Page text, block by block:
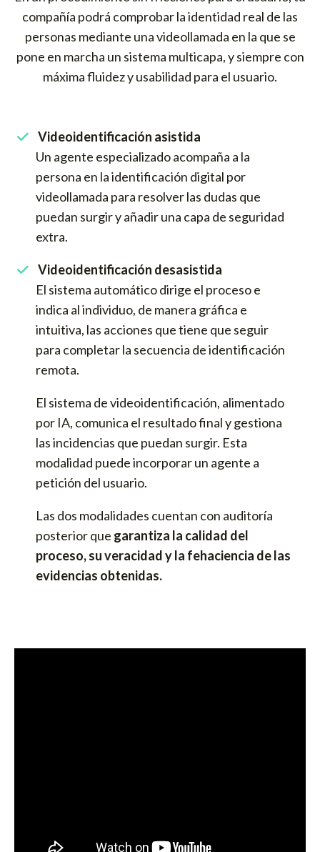
compañía podrá comprobar la identidad real de las
personas mediante una videollamada en la que se
pone en marcha un sistema multicapa, y siempre con
máxima fluidez y usabilidad para el usuario.
Videoidentificación asistida
Un agente especializado acompaña a la
persona en la identificación digital por
videollamada para resolver las dudas que
puedan surgir y añadir una capa de seguridad
extra.
Videoidentificación desasistida
El sistema automático dirige el proceso e
indica al individuo, de manera gráfica e
intuitiva, las acciones que tiene que seguir
para completar la secuencia de identificación
remota.
El sistema de videoidentificación, alimentado
por IA, comunica el resultado final y gestiona
las incidencias que puedan surgir. Esta
modalidad puede incorporar un agente a
petición del usuario.
Las dos modalidades cuentan con auditoría
posterior que garantiza la calidad del
proceso, su veracidad y la fehaciencia de las
evidencias obtenidas.